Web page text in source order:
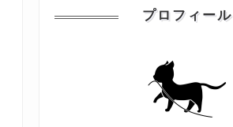
プロフィール